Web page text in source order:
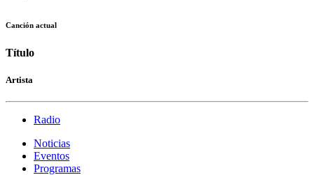
Canción actual
Título
Artista
Radio
Noticias
Eventos
Programas